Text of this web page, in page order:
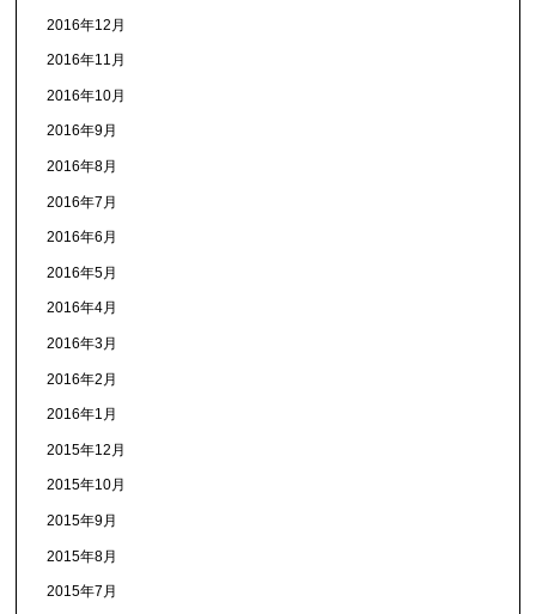
2016年12月
2016年11月
2016年10月
2016年9月
2016年8月
2016年7月
2016年6月
2016年5月
2016年4月
2016年3月
2016年2月
2016年1月
2015年12月
2015年10月
2015年9月
2015年8月
2015年7月